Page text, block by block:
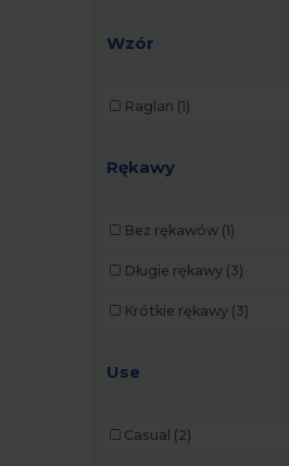
Roly
Velilla
(18)
Wzór
Raglan (1)
Rękawy
Bez rękawów (1)
Długie rękawy (3)
Krótkie rękawy (3)
Use
Casual (2)